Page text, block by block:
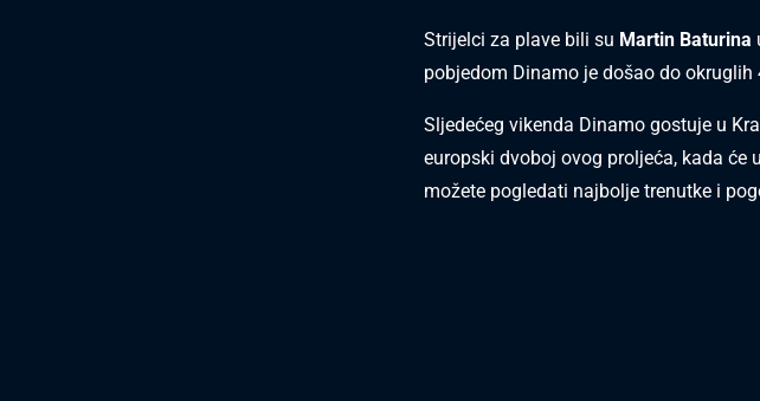
Strijelci za plave bili su Martin Baturina
pobjedom Dinamo je došao do okruglih
Sljedećeg vikenda Dinamo gostuje u
europski dvoboj ovog proljeća, kada će
možete pogledati najbolje trenutke i